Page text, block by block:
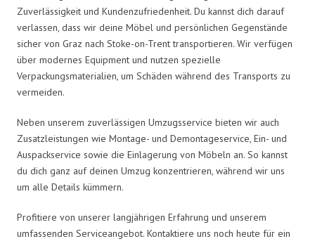
Zuverlässigkeit und Kundenzufriedenheit. Du kannst dich darauf
verlassen, dass wir deine Möbel und persönlichen Gegenstände
sicher von Graz nach Stoke-on-Trent transportieren. Wir verfügen
über modernes Equipment und nutzen spezielle
Verpackungsmaterialien, um Schäden während des Transports zu
vermeiden.
Neben unserem zuverlässigen Umzugsservice bieten wir auch
Zusatzleistungen wie Montage- und Demontageservice, Ein- und
Auspackservice sowie die Einlagerung von Möbeln an. So kannst
du dich ganz auf deinen Umzug konzentrieren, während wir uns
um alle Details kümmern.
Profitiere von unserer langjährigen Erfahrung und unserem
umfassenden Serviceangebot. Kontaktiere uns noch heute für ein